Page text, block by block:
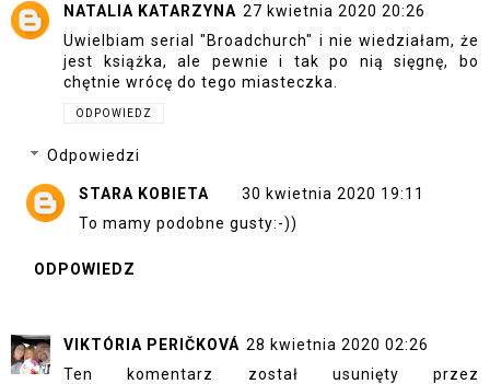
NATALIA KATARZYNA 27 kwietnia 2020 20:26
Uwielbiam serial "Broadchurch" i nie wiedziałam, że
jest książka, ale pewnie i tak po nią sięgnę, bo
chętnie wrócę do tego miasteczka.
ODPOWIEDZ
Odpowiedzi
STARA KOBIETA
30 kwietnia 2020 19:11
To mamy podobne gusty:-))
ODPOWIEDZ
VIKTÓRIA PERIČKOVÁ 28 kwietnia 2020 02:26
Ten komentarz został usunięty przez